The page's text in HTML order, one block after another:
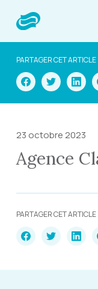
PARTAGER CET ARTICLE
23 octobre 2023
Agence
PARTAGER CET ARTICLE